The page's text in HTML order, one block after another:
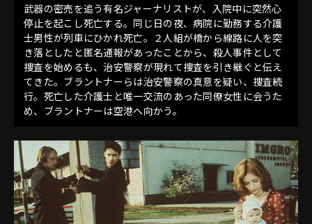
武器の密売を追う有名ジャーナリストが、入院中に突然心
停止を起こし死亡する。同じ日の夜、病院に勤務する介護
士男性が列車にひかれ死亡。２人組が橋から線路に人を突
き落としたと匿名通報があったことから、殺人事件として
捜査を始めるも、治安警察が現れて捜査を引き継ぐと伝え
てきた。ブラントナーらは治安警察の真意を疑い、捜査続
行。死亡した介護士と唯一交流のあった同僚女性に会うた
め、ブラントナーは空港へ向かう。